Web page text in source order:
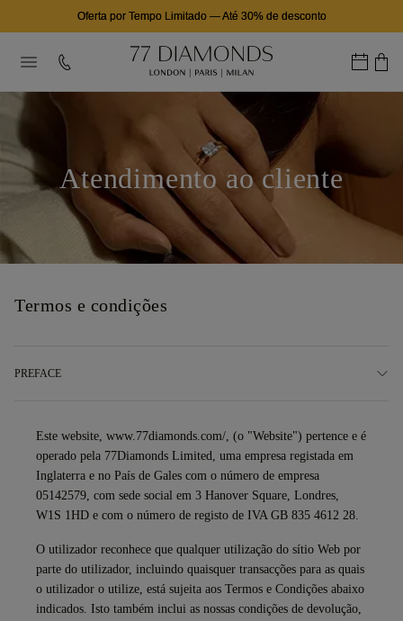
Oferta por Tempo Limitado—Até 30% de desconto
Atendimento ao cliente
Termos e condições
PREFACE
Este website, www.77diamonds.com/, (o "Website") pertence e é
operado pela 77Diamonds Limited, uma empresa registada em
Inglaterra e no País de Gales com o número de empresa
05142579, com sede social em 3 Hanover Square, Londres,
W1S 1HD e com o número de registo de IVA GB 835 4612 28.
O utilizador reconhece que qualquer utilização do sítio Web por
parte do utilizador, incluindo quaisquer transacções para as quais
o utilizador o utilize, está sujeita aos Termos e Condições abaixo
indicados. Isto também inclui as nossas condições de devolução,